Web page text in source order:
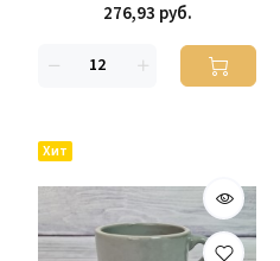
276,93 руб.
Хит